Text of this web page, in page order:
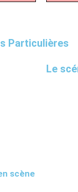
Particulières
Le
scène